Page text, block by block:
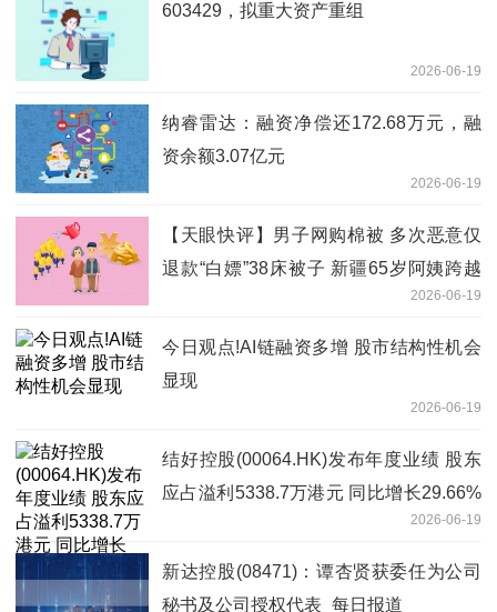
603429，拟重大资产重组
2026-06-19
纳睿雷达：融资净偿还172.68万元，融
资余额3.07亿元
2026-06-19
【天眼快评】男子网购棉被 多次恶意仅
退款“白嫖”38床被子 新疆65岁阿姨跨越
3000公里讨公道 莫让规则漏洞伤了诚信
商家的心
2026-06-19
今日观点!AI链融资多增 股市结构性机会
显现
2026-06-19
结好控股(00064.HK)发布年度业绩 股东
应占溢利5338.7万港元 同比增长29.66%
2026-06-19
新达控股(08471)：谭杏贤获委任为公司
秘书及公司授权代表_每日报道